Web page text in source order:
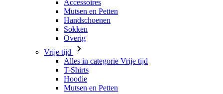
Vrije tijd
Alles in categorie Vrije tijd
T-Shirts
Hoodie
Mutsen en Petten
Triathlon
Alles in categorie Triathlon
Singlet
Snelpakken